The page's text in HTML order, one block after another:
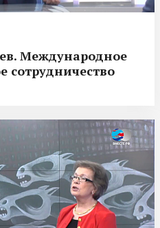
Международное
сотрудничество